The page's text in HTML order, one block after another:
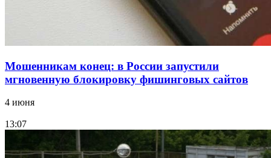
Мошенникам конец: в России запустили
мгновенную блокировку фишинговых сайтов
4 июня
13:07